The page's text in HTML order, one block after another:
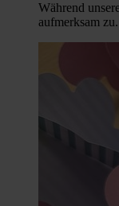
Während
aufmerksam zu.